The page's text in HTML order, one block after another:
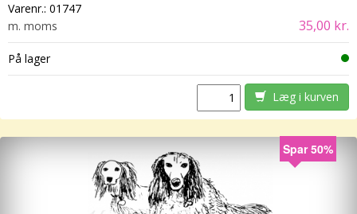
Varenr.: 01747
m. moms
35,00 kr.
På lager
Læg i kurven
Spar 50%